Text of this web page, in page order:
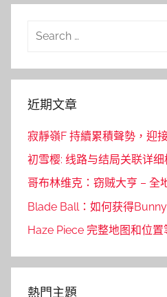
Search
近期文章
寂靜嶺F 持續累積聲勢，迎
初雪樱: 线路与结局关联详细
哥布林维克：窃贼大亨 – 全
Blade Ball：如何获得
Haze Piece 完整地图和位置
熱門主題